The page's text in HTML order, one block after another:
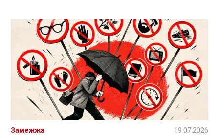
Замежжа 19.07.2026